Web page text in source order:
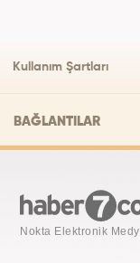
Kullanım Şartları
BAĞLANTILAR
Nokta Elektronik